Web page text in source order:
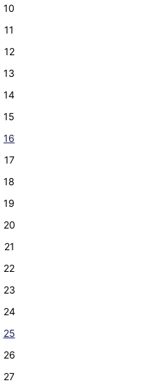
10
11
12
13
14
15
16
17
18
19
20
21
22
23
24
25
26
27